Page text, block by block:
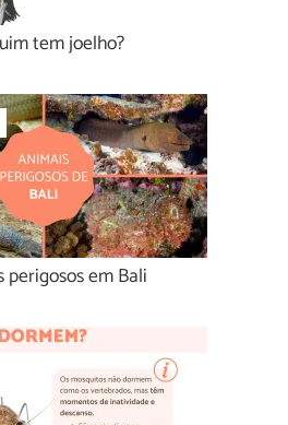
tem joelho?
perigosos em Bali